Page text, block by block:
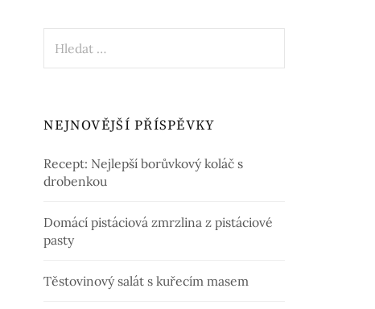
NEJNOVĚJŠÍ PŘÍSPĚVKY
Recept: Nejlepší borůvkový koláč s
drobenkou
Domácí pistáciová zmrzlina z pistáciové
pasty
Těstovinový salát s kuřecím masem